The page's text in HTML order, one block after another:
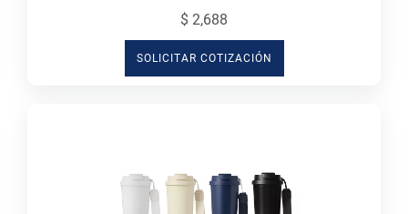
$ 2,688
SOLICITAR COTIZACIÓN